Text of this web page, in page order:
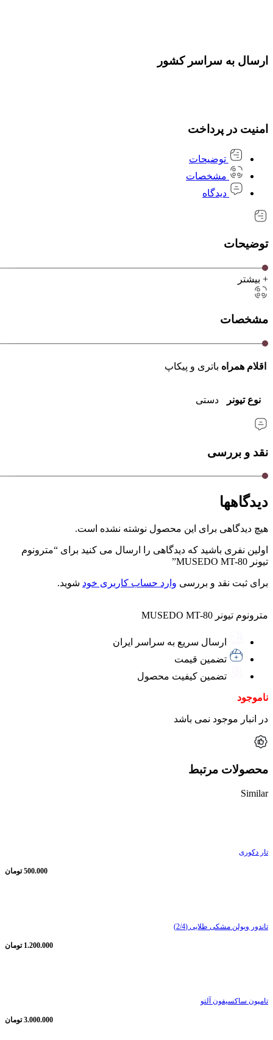
ارسال به سراسر کشور
امنیت در پرداخت
توضیحات
مشخصات
دیدگاه
توضیحات
+ بیشتر
مشخصات
اقلام همراه باتری و پیکاپ
نوع تیونر دستی
نقد و بررسی
دیدگاهها
هیچ دیدگاهی برای این محصول نوشته نشده است.
اولین نفری باشید که دیدگاهی را ارسال می کنید برای “مترونوم
تیونر MUSEDO MT-80”
برای ثبت نقد و بررسی وارد حساب کاربری خود شوید.
مترونوم تیونر MUSEDO MT-80
ارسال سریع به سراسر ایران
تضمین قیمت
تضمین کیفیت محصول
ناموجود
در انبار موجود نمی باشد
محصولات مرتبط
Similar
تار دکوری
500.000 تومان
تاندور ویولن مشکی طلایی (2/4)
1.200.000 تومان
تامپون ساکسیفون آلتو
3.000.000 تومان